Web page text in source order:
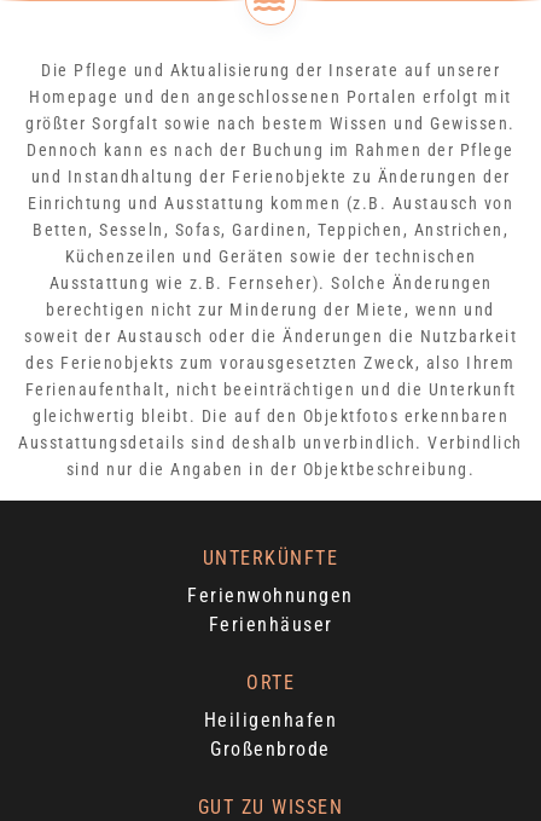
Die Pflege und Aktualisierung der Inserate auf unserer
Homepage und den angeschlossenen Portalen erfolgt mit
größter Sorgfalt sowie nach bestem Wissen und Gewissen.
Dennoch kann es nach der Buchung im Rahmen der Pflege
und Instandhaltung der Ferienobjekte zu Änderungen der
Einrichtung und Ausstattung kommen (z.B. Austausch von
Betten, Sesseln, Sofas, Gardinen, Teppichen, Anstrichen,
Küchenzeilen und Geräten sowie der technischen
Ausstattung wie z.B. Fernseher). Solche Änderungen
berechtigen nicht zur Minderung der Miete, wenn und
soweit der Austausch oder die Änderungen die Nutzbarkeit
des Ferienobjekts zum vorausgesetzten Zweck, also Ihrem
Ferienaufenthalt, nicht beeinträchtigen und die Unterkunft
gleichwertig bleibt. Die auf den Objektfotos erkennbaren
Ausstattungsdetails sind deshalb unverbindlich. Verbindlich
sind nur die Angaben in der Objektbeschreibung.
UNTERKÜNFTE
Ferienwohnungen
Ferienhäuser
ORTE
Heiligenhafen
Großenbrode
GUT ZU WISSEN